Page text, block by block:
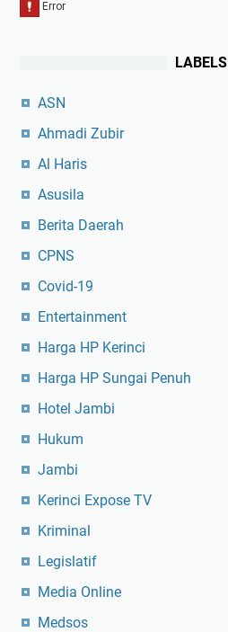
LABELS
ASN
Ahmadi Zubir
Al Haris
Asusila
Berita Daerah
CPNS
Covid-19
Entertainment
Harga HP Kerinci
Harga HP Sungai Penuh
Hotel Jambi
Hukum
Jambi
Kerinci Expose TV
Kriminal
Legislatif
Media Online
Medsos